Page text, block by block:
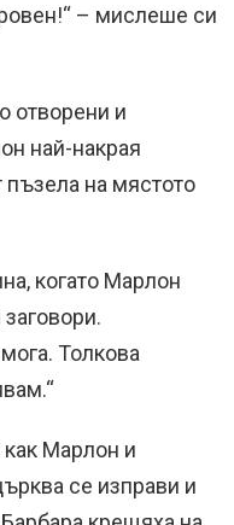
– мислеше си
отворени и
най-накрая
пъзела на мястото
когато Марлон
Толкова
Марлон и
се изправи и